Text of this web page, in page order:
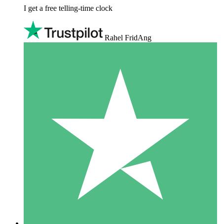
I get a free telling-time clock
Rahel FridAng